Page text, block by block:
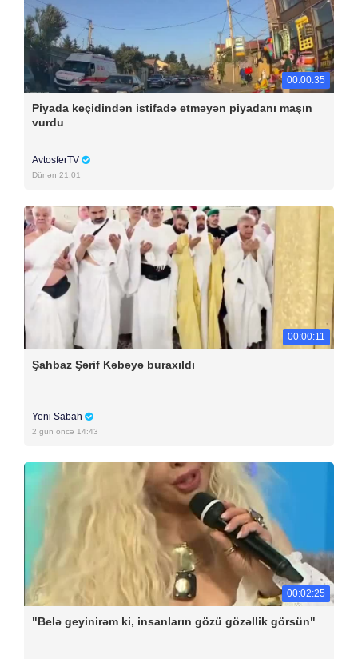
00:00:35
Piyada keçidindən istifadə etməyən piyadanı maşın
vurdu
AvtosferTV
Dünən 21:01
00:00:11
Şahbaz Şərif Kəbəyə buraxıldı
Yeni Sabah
2 gün öncə 14:43
00:02:25
"Belə geyinirəm ki, insanların gözü gözəllik görsün"